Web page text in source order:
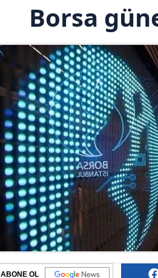
Borsa
ABONE OL